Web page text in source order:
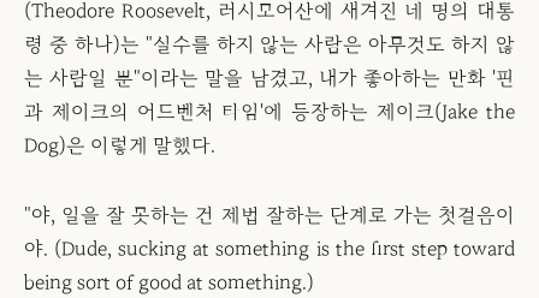
(Theodore Roosevelt, 러시모어산에 새겨진 네 명의 대통
령 중 하나)는 "실수를 하지 않는 사람은 아무것도 하지 않
는 사람일 뿐"이라는 말을 남겼고, 내가 좋아하는 만화 '핀
과 제이크의 어드벤처 타임'에 등장하는 제이크(Jake the
Dog)은 이렇게 말했다.
"야, 일을 잘 못하는 건 제법 잘하는 단계로 가는 첫걸음이
야. (Dude, sucking at something is the first step toward
being sort of good at something.)